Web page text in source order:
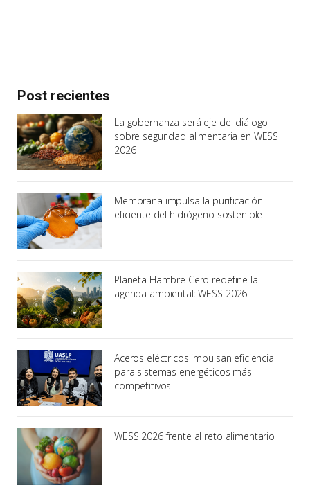
Post recientes
La gobernanza será eje del diálogo
sobre seguridad alimentaria en WESS
2026
Membrana impulsa la purificación
eficiente del hidrógeno sostenible
Planeta Hambre Cero redefine la
agenda ambiental: WESS 2026
Aceros eléctricos impulsan eficiencia
para sistemas energéticos más
competitivos
WESS 2026 frente al reto alimentario